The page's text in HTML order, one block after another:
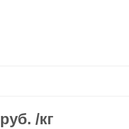
руб. /кг